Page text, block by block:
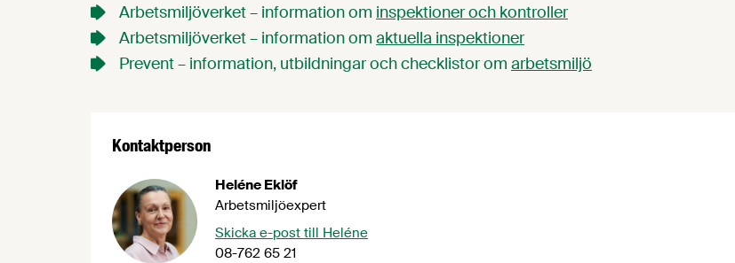
Arbetsmiljöverket – information om inspektioner och kontroller
Arbetsmiljöverket – information om aktuella inspektioner
Prevent – information, utbildningar och checklistor om arbetsmiljö
Kontaktperson
Heléne Eklöf
Arbetsmiljöexpert
Skicka e-post till Heléne
08-762 65 21